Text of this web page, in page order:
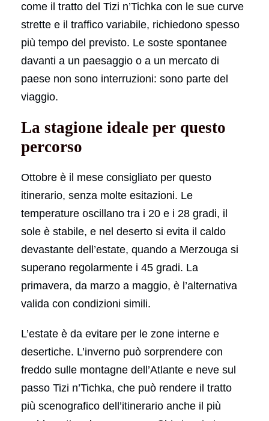
come il tratto del Tizi n’Tichka con le sue curve
strette e il traffico variabile, richiedono spesso
più tempo del previsto. Le soste spontanee
davanti a un paesaggio o a un mercato di
paese non sono interruzioni: sono parte del
viaggio.
La stagione ideale per questo
percorso
Ottobre è il mese consigliato per questo
itinerario, senza molte esitazioni. Le
temperature oscillano tra i 20 e i 28 gradi, il
sole è stabile, e nel deserto si evita il caldo
devastante dell’estate, quando a Merzouga si
superano regolarmente i 45 gradi. La
primavera, da marzo a maggio, è l’alternativa
valida con condizioni simili.
L’estate è da evitare per le zone interne e
desertiche. L’inverno può sorprendere con
freddo sulle montagne dell’Atlante e neve sul
passo Tizi n’Tichka, che può rendere il tratto
più scenografico dell’itinerario anche il più